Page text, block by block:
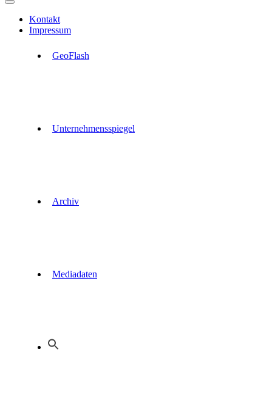
GeoFlash
Unternehmensspiegel
Archiv
Mediadaten
Kontakt
Impressum